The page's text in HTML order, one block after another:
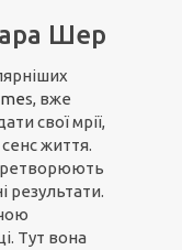
Шер
s, вже
свої мрії,
життя.
результати.
Тут вона